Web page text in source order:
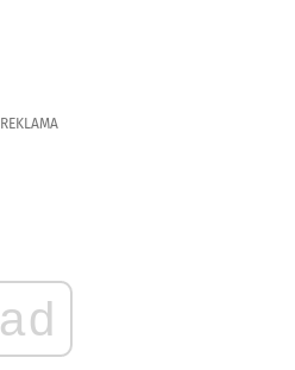
REKLAMA
ad